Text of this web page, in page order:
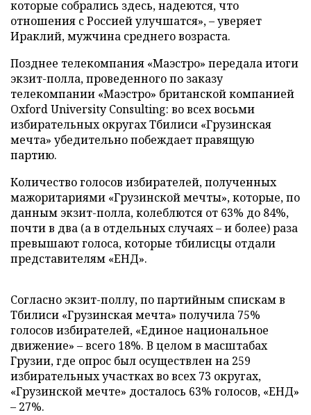
которые собрались здесь, надеются, что
отношения с Россией улучшатся», – уверяет
Ираклий, мужчина среднего возраста.
Позднее телекомпания «Маэстро» передала итоги
экзит-полла, проведенного по заказу
телекомпании «Маэстро» британской компанией
Oxford University Consulting: во всех восьми
избирательных округах Тбилиси «Грузинская
мечта» убедительно побеждает правящую
партию.
Количество голосов избирателей, полученных
мажоритариями «Грузинской мечты», которые, по
данным экзит-полла, колеблются от 63% до 84%,
почти в два (а в отдельных случаях – и более) раза
превышают голоса, которые тбилисцы отдали
представителям «ЕНД».
Согласно экзит-поллу, по партийным спискам в
Тбилиси «Грузинская мечта» получила 75%
голосов избирателей, «Единое национальное
движение» – всего 18%. В целом в масштабах
Грузии, где опрос был осуществлен на 259
избирательных участках во всех 73 округах,
«Грузинской мечте» досталось 63% голосов, «ЕНД»
– 27%.